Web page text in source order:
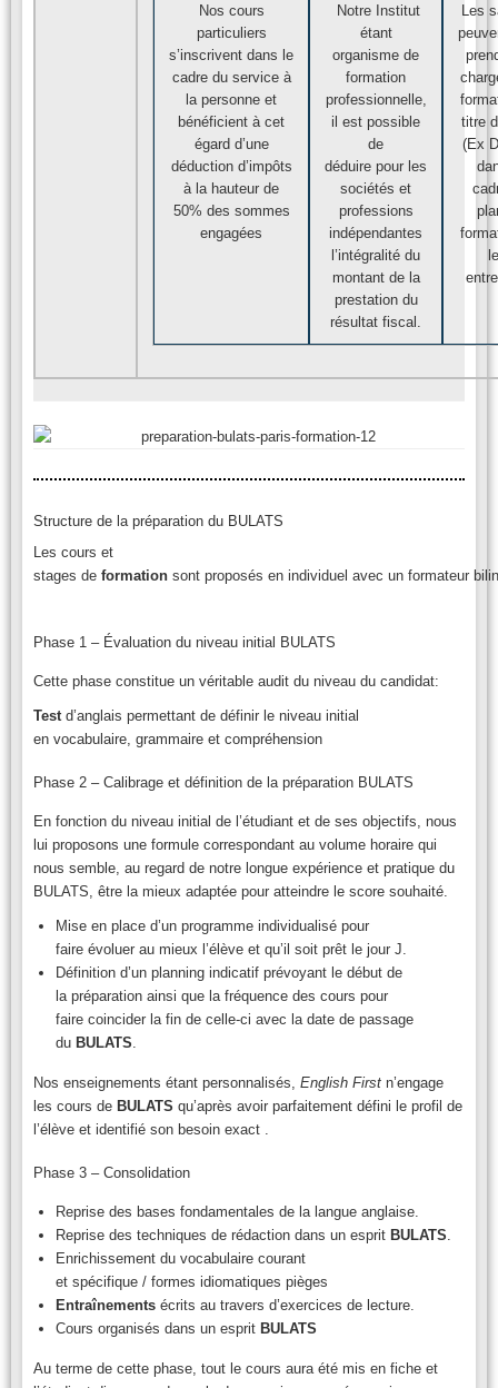
Nos cours
particuliers
s’inscrivent dans le
cadre du service à
la personne et
bénéficient à cet
égard d’une
déduction d’impôts
à la hauteur de
50% des sommes
engagées
Notre Institut
étant
organisme de
formation
professionnelle,
il est possible
de
déduire pour les
sociétés et
professions
indépendantes
l’intégralité du
montant de la
prestation du
résultat fiscal.
Les
titre
(Ex
Structure de la préparation du BULATS
Les cours et
stages de formation sont proposés en individuel avec un formateur
Phase 1 – Évaluation du niveau initial BULATS
Cette phase constitue un véritable audit du niveau du candidat:
Testd’anglais permettant de définir le niveau initial
en vocabulaire, grammaire et compréhension
Phase 2 – Calibrage et définition de la préparation BULATS
En fonction du niveau initial de l’étudiant et de ses objectifs, nous
lui proposons une formule correspondant au volume horaire qui
nous semble, au regard de notre longue expérience et pratique du
BULATS, être la mieux adaptée pour atteindre le score souhaité.
Mise en place d’un programme individualisé pour
faire évoluer au mieux l’élève et qu’il soit prêt le jour J.
Définition d’un planning indicatif prévoyant le début de
la préparation ainsi que la fréquence des cours pour
faire coincider la fin de celle-ci avec la date de passage
du BULATS.
Nos enseignements étant personnalisés, English First n’engage
les cours de BULATS qu’après avoir parfaitement défini le profil de
l’élève et identifié son besoin exact .
Phase 3 – Consolidation
Reprise des bases fondamentales de la langue anglaise.
Reprise des techniques de rédaction dans un esprit BULATS
Enrichissement du vocabulaire courant
et spécifique / formes idiomatiques pièges
Entraînements écrits au travers d’exercices de lecture.
Cours organisés dans un esprit BULATS
Au terme de cette phase, tout le cours aura été mis en fiche et